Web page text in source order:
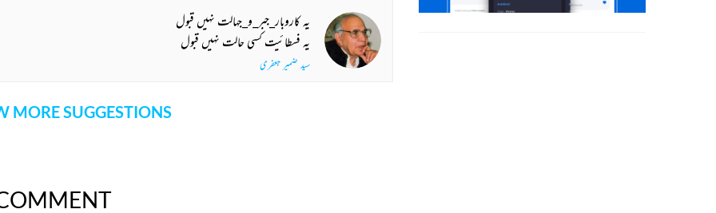
یہ کاروبار_جبر_و_جہالت نہیں قبول
یہ فسطائیت کسی حالت نہیں قبول
سید ضمیر جعفری
MORE SUGGESTIONS